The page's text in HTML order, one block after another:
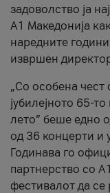
задоволство ја
A1 Македонија
наредните
извршен
„Со особена
јубилејното 65-
лето” беше едно
од 36 концерти и
Годинава го
партнерство со
фестивалот да се